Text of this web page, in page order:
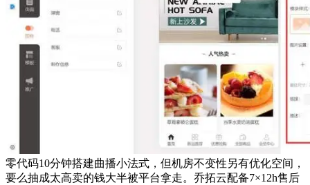
零代码10分钟搭建曲播小法式，但机房不变性另有优化空间，
要么抽成太高卖的钱大半被平台拿走。乔拓云配备7×12h售后